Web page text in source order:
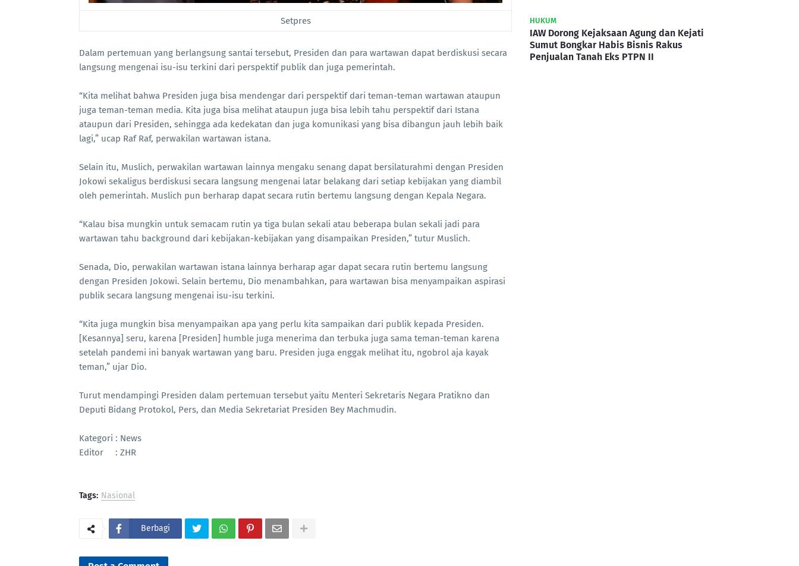
Setpres
Dalam pertemuan yang berlangsung santai tersebut, Presiden dan para wartawan dapat berdiskusi secara
langsung mengenai isu-isu terkini dari perspektif publik dan juga pemerintah.
“Kita melihat bahwa Presiden juga bisa mendengar dari perspektif dari teman-teman wartawan ataupun
juga teman-teman media. Kita juga bisa melihat ataupun juga bisa lebih tahu perspektif dari Istana
ataupun dari Presiden, sehingga ada kedekatan dan juga komunikasi yang bisa dibangun jauh lebih baik
lagi,” ucap Raf Raf, perwakilan wartawan istana.
Selain itu, Muslich, perwakilan wartawan lainnya mengaku senang dapat bersilaturahmi dengan Presiden
Jokowi sekaligus berdiskusi secara langsung mengenai latar belakang dari setiap kebijakan yang diambil
oleh pemerintah. Muslich pun berharap dapat secara rutin bertemu langsung dengan Kepala Negara.
“Kalau bisa mungkin untuk semacam rutin ya tiga bulan sekali atau beberapa bulan sekali jadi para
wartawan tahu background dari kebijakan-kebijakan yang disampaikan Presiden,” tutur Muslich.
Senada, Dio, perwakilan wartawan istana lainnya berharap agar dapat secara rutin bertemu langsung
dengan Presiden Jokowi. Selain bertemu, Dio menambahkan, para wartawan bisa menyampaikan aspirasi
publik secara langsung mengenai isu-isu terkini.
“Kita juga mungkin bisa menyampaikan apa yang perlu kita sampaikan dari publik kepada Presiden.
[Kesannya] seru, karena [Presiden] humble juga menerima dan terbuka juga sama teman-teman karena
setelah pandemi ini banyak wartawan yang baru. Presiden juga enggak melihat itu, ngobrol aja kayak
teman,” ujar Dio.
Turut mendampingi Presiden dalam pertemuan tersebut yaitu Menteri Sekretaris Negara Pratikno dan
Deputi Bidang Protokol, Pers, dan Media Sekretariat Presiden Bey Machmudin.
Kategori : News
Editor : ZHR
Tags: Nasional
Berbagi
HUKUM
IAW Dorong Kejaksaan Agung dan Kejati
Sumut Bongkar Habis Bisnis Rakus
Penjualan Tanah Eks PTPN II